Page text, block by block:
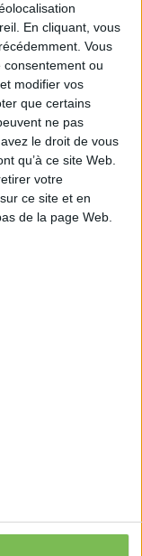
En cliquant, vous
Vous
ou
modifier vos
que certains
ne pas
le droit de vous
qu’à ce site Web.
votre
ce site et en
de la page Web.
le
veut clarifier
de certificats
aux
la-
est-